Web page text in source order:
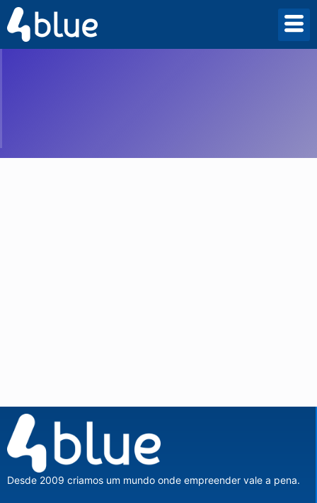
Desde 2009 criamos um mundo onde empreender vale a pena.